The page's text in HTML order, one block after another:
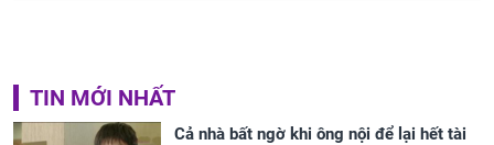
TIN MỚI NHẤT
Cả nhà bất ngờ khi ông nội để lại hết tài